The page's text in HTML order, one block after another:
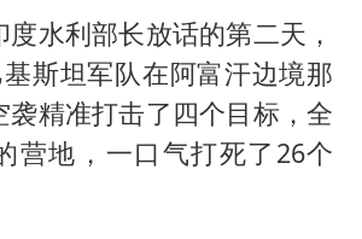
水利部长放话的第二天，
斯坦军队在阿富汗边境那
袭精准打击了四个目标，全
营地，一口气打死了26个